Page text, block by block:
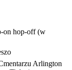
on hop-off (w
Arlington